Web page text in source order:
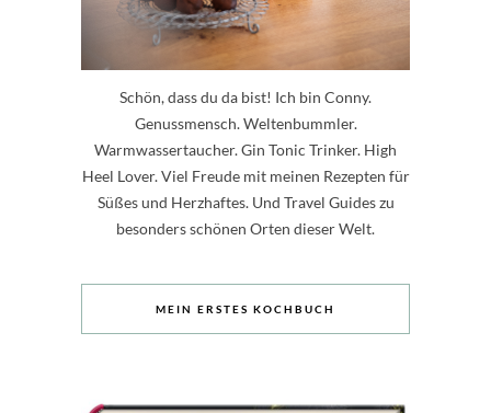
Schön, dass du da bist! Ich bin Conny.
Genussmensch. Weltenbummler.
Warmwassertaucher. Gin Tonic Trinker. High
Heel Lover. Viel Freude mit meinen Rezepten für
Süßes und Herzhaftes. Und Travel Guides zu
besonders schönen Orten dieser Welt.
MEIN ERSTES KOCHBUCH